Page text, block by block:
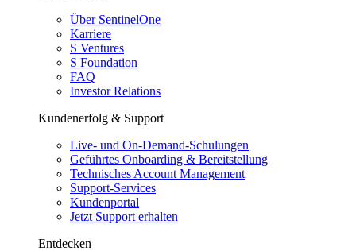
Über SentinelOne
Karriere
S Ventures
S Foundation
FAQ
Investor Relations
Kundenerfolg & Support
Live- und On-Demand-Schulungen
Geführtes Onboarding & Bereitstellung
Technisches Account Management
Support-Services
Kundenportal
Jetzt Support erhalten
Entdecken